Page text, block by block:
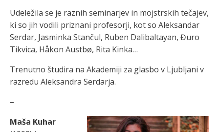
Udeležila se je raznih seminarjev in mojstrskih tečajev,
ki so jih vodili priznani profesorji, kot so Aleksandar
Serdar, Jasminka Stančul, Ruben Dalibaltayan, Đuro
Tikvica, Håkon Austbø, Rita Kinka…
Trenutno študira na Akademiji za glasbo v Ljubljani v
razredu Aleksandra Serdarja.
–
Maša Kuhar